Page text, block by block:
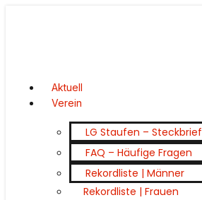
Aktuell
Verein
LG Staufen – Steckbrief
FAQ – Häufige Fragen
Rekordliste | Männer
Rekordliste | Frauen